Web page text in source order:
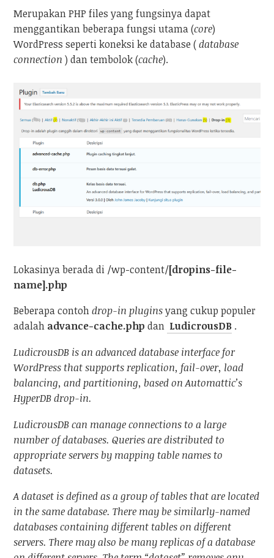
Merupakan PHP files yang fungsinya dapat
menggantikan beberapa fungsi utama (core)
WordPress seperti koneksi ke database (database
connection ) dan tembolok (cache).
Lokasinya berada di /wp-content/[dropins-file-
name].php
Beberapa contohdrop-in pluginsyang cukup populer
adalah advance-cache.php dan LudicrousDB .
LudicrousDB is an advanced database interface for
WordPress that supports replication, fail-over, load
balancing, and partitioning, based on Automattic’s
HyperDB drop-in.
LudicrousDB can manage connections to a large
number of databases. Queries are distributed to
appropriate servers by mapping table names to
datasets.
A dataset is defined as a group of tables that are located
in the same database. There may be similarly-named
databases containing different tables on different
servers. There may also be many replicas of a database